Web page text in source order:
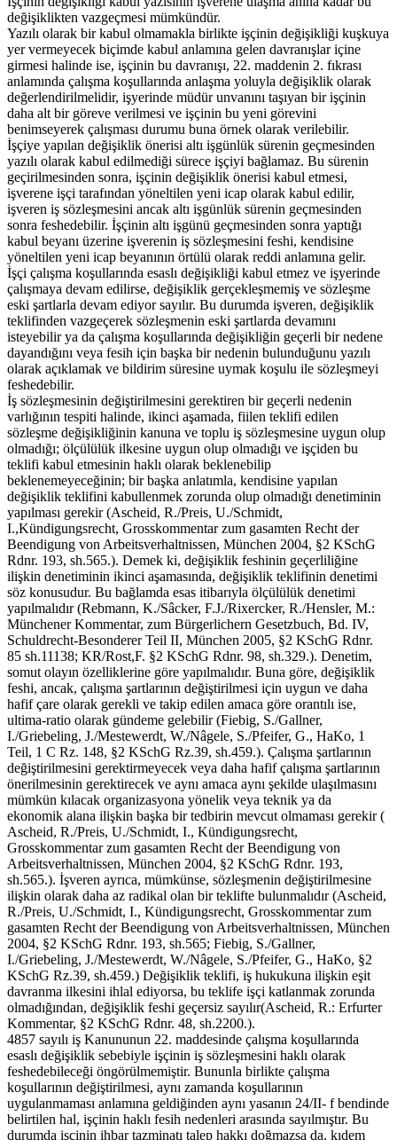
değişiklikten vazgeçmesi mümkündür.
Yazılı olarak bir kabul olmamakla birlikte işçinin değişikliği kuşkuya
yer vermeyecek biçimde kabul anlamına gelen davranışlar içine
girmesi halinde ise, işçinin bu davranışı, 22. maddenin 2. fıkrası
anlamında çalışma koşullarında anlaşma yoluyla değişiklik olarak
değerlendirilmelidir, işyerinde müdür unvanını taşıyan bir işçinin
daha alt bir göreve verilmesi ve işçinin bu yeni görevini
benimseyerek çalışması durumu buna örnek olarak verilebilir.
İşçiye yapılan değişiklik önerisi altı işgünlük sürenin geçmesinden
yazılı olarak kabul edilmediği sürece işçiyi bağlamaz. Bu sürenin
geçirilmesinden sonra, işçinin değişiklik önerisi kabul etmesi,
işverene işçi tarafından yöneltilen yeni icap olarak kabul edilir,
işveren iş sözleşmesini ancak altı işgünlük sürenin geçmesinden
sonra feshedebilir. İşçinin altı işgünü geçmesinden sonra yaptığı
kabul beyanı üzerine işverenin iş sözleşmesini feshi, kendisine
yöneltilen yeni icap beyanının örtülü olarak reddi anlamına gelir.
İşçi çalışma koşullarında esaslı değişikliği kabul etmez ve işyerinde
çalışmaya devam edilirse, değişiklik gerçekleşmemiş ve sözleşme
eski şartlarla devam ediyor sayılır. Bu durumda işveren, değişiklik
teklifinden vazgeçerek sözleşmenin eski şartlarda devamını
isteyebilir ya da çalışma koşullarında değişikliğin geçerli bir nedene
dayandığını veya fesih için başka bir nedenin bulunduğunu yazılı
olarak açıklamak ve bildirim süresine uymak koşulu ile sözleşmeyi
feshedebilir.
İş sözleşmesinin değiştirilmesini gerektiren bir geçerli nedenin
varlığının tespiti halinde, ikinci aşamada, fiilen teklifi edilen
sözleşme değişikliğinin kanuna ve toplu iş sözleşmesine uygun olup
olmadığı; ölçülülük ilkesine uygun olup olmadığı ve işçiden bu
teklifi kabul etmesinin haklı olarak beklenebilip
beklenemeyeceğinin; bir başka anlatımla, kendisine yapılan
değişiklik teklifini kabullenmek zorunda olup olmadığı denetiminin
yapılması gerekir (Ascheid, R./Preis, U./Schmidt,
I.,Kündigungsrecht, Grosskommentar zum gasamten Recht der
Beendigung von Arbeitsverhaltnissen, München 2004, §2 KSchG
Rdnr. 193, sh.565.). Demek ki, değişiklik feshinin geçerliliğine
ilişkin denetiminin ikinci aşamasında, değişiklik teklifinin denetimi
söz konusudur. Bu bağlamda esas itibarıyla ölçülülük denetimi
yapılmalıdır (Rebmann, K./Sâcker, F.J./Rixercker, R./Hensler, M.:
Münchener Kommentar, zum Bürgerlichern Gesetzbuch, Bd. IV,
Schuldrecht-Besonderer Teil II, München 2005, §2 KSchG Rdnr.
85 sh.11138; KR/Rost,F. §2 KSchG Rdnr. 98, sh.329.). Denetim,
somut olayın özelliklerine göre yapılmalıdır. Buna göre, değişiklik
feshi, ancak, çalışma şartlarının değiştirilmesi için uygun ve daha
hafif çare olarak gerekli ve takip edilen amaca göre orantılı ise,
ultima-ratio olarak gündeme gelebilir (Fiebig, S./Gallner,
I./Griebeling, J./Mestewerdt, W./Nâgele, S./Pfeifer, G., HaKo, 1
Teil, 1 C Rz. 148, §2 KSchG Rz.39, sh.459.). Çalışma şartlarının
değiştirilmesini gerektirmeyecek veya daha hafif çalışma şartlarının
önerilmesinin gerektirecek ve aynı amaca aynı şekilde ulaşılmasını
mümkün kılacak organizasyona yönelik veya teknik ya da
ekonomik alana ilişkin başka bir tedbirin mevcut olmaması gerekir (
Ascheid, R./Preis, U./Schmidt, I., Kündigungsrecht,
Grosskommentar zum gasamten Recht der Beendigung von
Arbeitsverhaltnissen, München 2004, §2 KSchG Rdnr. 193,
sh.565.). İşveren ayrıca, mümkünse, sözleşmenin değiştirilmesine
ilişkin olarak daha az radikal olan bir teklifte bulunmalıdır (Ascheid,
R./Preis, U./Schmidt, I., Kündigungsrecht, Grosskommentar zum
gasamten Recht der Beendigung von Arbeitsverhaltnissen, München
2004, §2 KSchG Rdnr. 193, sh.565; Fiebig, S./Gallner,
I./Griebeling, J./Mestewerdt, W./Nâgele, S./Pfeifer, G., HaKo, §2
KSchG Rz.39, sh.459.) Değişiklik teklifi, iş hukukuna ilişkin eşit
davranma ilkesini ihlal ediyorsa, bu teklife işçi katlanmak zorunda
olmadığından, değişiklik feshi geçersiz sayılır(Ascheid, R.: Erfurter
Kommentar, §2 KSchG Rdnr. 48, sh.2200.).
4857 sayılı iş Kanununun 22. maddesinde çalışma koşullarında
esaslı değişiklik sebebiyle işçinin iş sözleşmesini haklı olarak
feshedebileceği öngörülmemiştir. Bununla birlikte çalışma
koşullarının değiştirilmesi, aynı zamanda koşullarının
uygulanmaması anlamına geldiğinden aynı yasanın 24/II- f bendinde
belirtilen hal, işçinin haklı fesih nedenleri arasında sayılmıştır. Bu
durumda işçinin ihbar tazminatı talep hakkı doğmazsa da, kıdem